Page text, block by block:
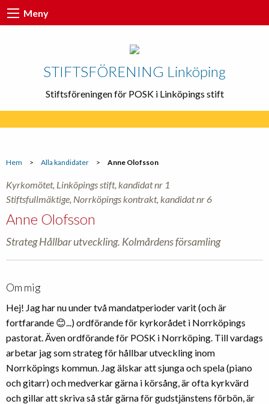
Meny
STIFTSFÖRENING Linköping
Stiftsföreningen för POSK i Linköpings stift
Hem > Alla kandidater > Anne Olofsson
Kyrkomötet, Linköpings stift, kandidat nr 1
Stiftsfullmäktige, Norrköpings kontrakt, kandidat nr 6
Anne Olofsson
Strateg Hållbar utveckling. Kolmårdens församling
Om mig
Hej! Jag har nu under två mandatperioder varit (och är
fortfarande 😊...) ordförande för kyrkorådet i Norrköpings
pastorat. Även ordförande för POSK i Norrköping. Till vardags
arbetar jag som strateg för hållbar utveckling inom
Norrköpings kommun. Jag älskar att sjunga och spela (piano
och gitarr) och medverkar gärna i körsång, är ofta kyrkvärd
och gillar att skriva så står gärna för gudstjänstens förbön, är